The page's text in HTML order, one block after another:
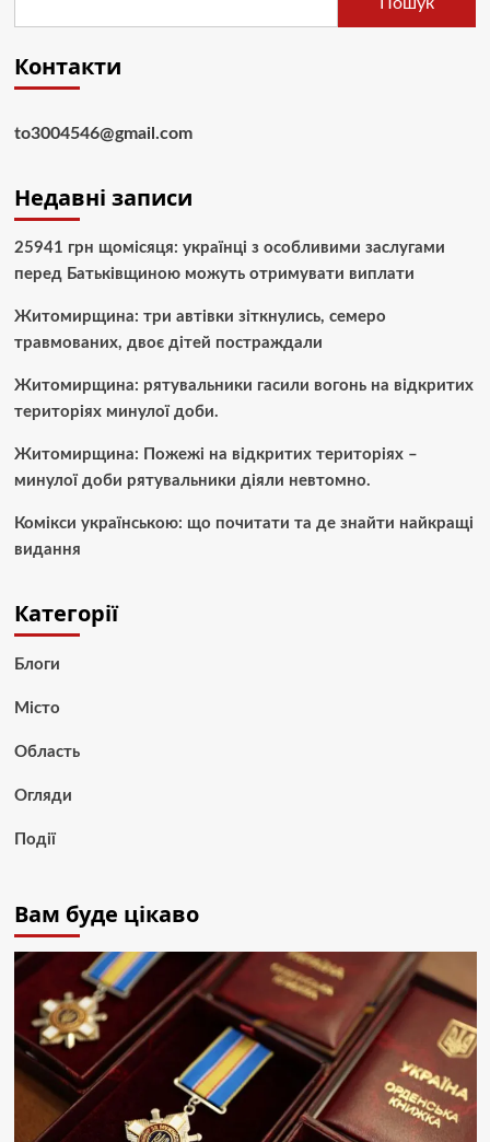
Контакти
to3004546@gmail.com
Недавні записи
25941 грн щомісяця: українці з особливими заслугами
перед Батьківщиною можуть отримувати виплати
Житомирщина: три автівки зіткнулись, семеро
травмованих, двоє дітей постраждали
Житомирщина: рятувальники гасили вогонь на відкритих
територіях минулої доби.
Житомирщина: Пожежі на відкритих територіях –
минулої доби рятувальники діяли невтомно.
Комікси українською: що почитати та де знайти найкращі
видання
Категорії
Блоги
Місто
Область
Огляди
Події
Вам буде цікаво